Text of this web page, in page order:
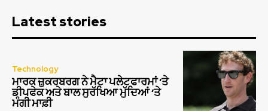
Latest stories
Technology
ਮਾਰਕ ਜ਼ੁਕਰਬਰਗ ਨੇ ਮੈਟਾ ਪਲੇਟਫਾਰਮਾਂ ‘ਤੇ
ਡੀਪਫੇਕ ਅਤੇ ਬਾਲ ਸੁਰੱਖਿਆ ਮੁੱਦਿਆਂ ‘ਤੇ
ਮੰਗੀ ਮਾਫ਼ੀ